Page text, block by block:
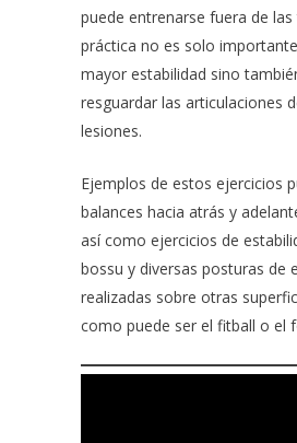
puede entrenarse fuera de las
práctica no es solo
mayor estabilidad sino
resguardar las articulaciones
lesiones.
Ejemplos de estos ejercicios
balances hacia atrás y
así como ejercicios de
bossu y diversas posturas de
realizadas sobre otras
como puede ser el fitball o el